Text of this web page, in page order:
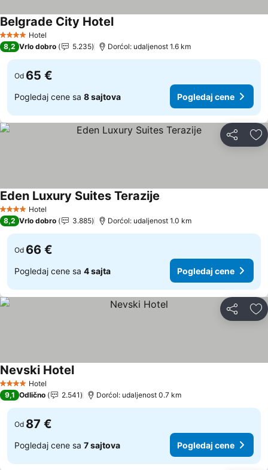
4 ZvezdiceHotel
Belgrade City HotelPogledaj cene
8,2 Vrlo dobro 5.235 Dorćol: udaljenost 1.6 km
Od 65 €
Pogledaj cene sa 8 sajtova Pogledaj cene
Deli
4 ZvezdiceHotel
Eden Luxury Suites Terazije
8,2 Vrlo dobro 3.885 Dorćol: udaljenost 1.0 km
Od 66 €
Pogledaj cene sa 4 sajta Pogledaj cene
Deli
4 ZvezdiceHotel
Nevski HotelPogledaj cene
9,1 Odlično 2.541 Dorćol: udaljenost 0.7 km
Od 87 €
Pogledaj cene sa 7 sajtova Pogledaj cene